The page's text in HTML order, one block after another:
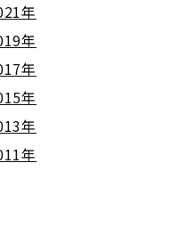
年
年
年
年
年
年